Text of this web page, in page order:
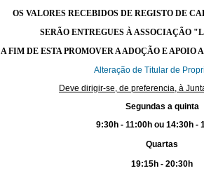
OS VALORES RECEBIDOS DE REGISTO DE
SERÃO ENTREGUES À ASSOCIAÇÃO
A FIM DE ESTA PROMOVER A ADOÇÃO E APOIO
Alteração de Titular de
Deve dirigir-se, de preferencia, à
Segundas a quinta
9:30h - 11:00h ou 14:30h -
Quartas
19:15h - 20:30h